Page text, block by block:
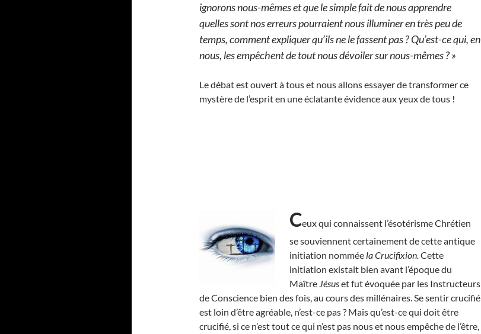
ignorons nous-mêmes et que le simple fait de nous apprendre
quelles sont nos erreurs pourraient nous illuminer en très peu de
temps, comment expliquer qu’ils ne le fassent pas ? Qu’est-ce qui, en
nous, les empêchent de tout nous dévoiler sur nous-mêmes ? »
Le débat est ouvert à tous et nous allons essayer de transformer ce
mystère de l’esprit en une éclatante évidence aux yeux de tous !
Ceux qui connaissent l’ésotérisme Chrétien
se souviennent certainement de cette antique
initiation nommée la Crucifixion.Cette
initiation existait bien avant l’époque du
Maître Jésuset fut évoquée par les Instructeurs
de Conscience bien des fois, au cours des millénaires. Se sentir crucifié
est loin d’être agréable, n’est-ce pas ? Mais qu’est-ce qui doit être
crucifié, si ce n’est tout ce qui n’est pas nous et nous empêche de l’être,